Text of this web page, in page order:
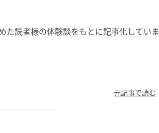
読者様の体験談をもとに記事化していま
元記事で読む